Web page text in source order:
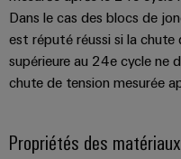
maritime
Une
énergie
traditionnelle
la
de
visualisation
Mesure
Weidmüller
Dans le cas des blocs de
est réputé réussi si la chute
supérieure au 24e cycle ne
chute de tension mesurée
Propriétés des